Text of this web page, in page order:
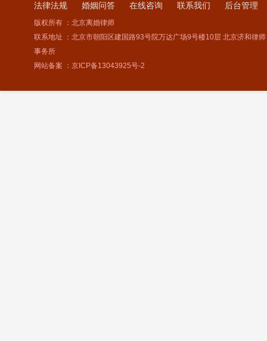
法律法规 婚姻问答 在线咨询 联系我们 后台管理
版权所有 ：北京离婚律师
联系地址 ：北京市朝阳区建国路93号院万达广场9号楼10层 北京济和律师
事务所
网站备案 ： 京ICP备13043925号-2